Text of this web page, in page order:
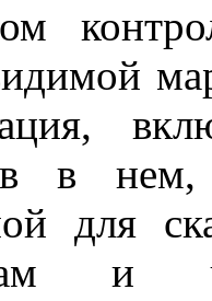
в нем,
для
и